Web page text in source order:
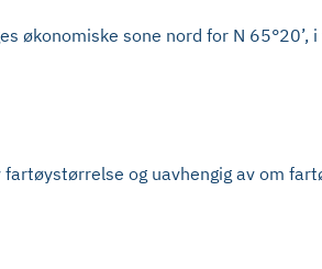
sone nord for N 65°20’, i
og uavhengig av om